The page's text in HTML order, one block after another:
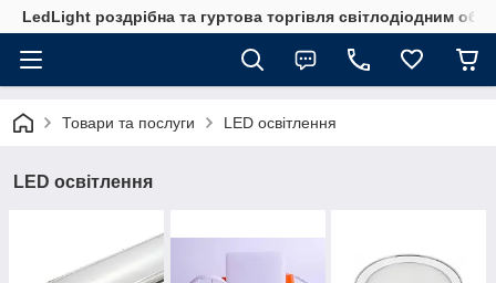
LedLight роздрiбна та гуртова торгiвля свiтлодiодним
Товари та послуги LED освітлення
LED освітлення